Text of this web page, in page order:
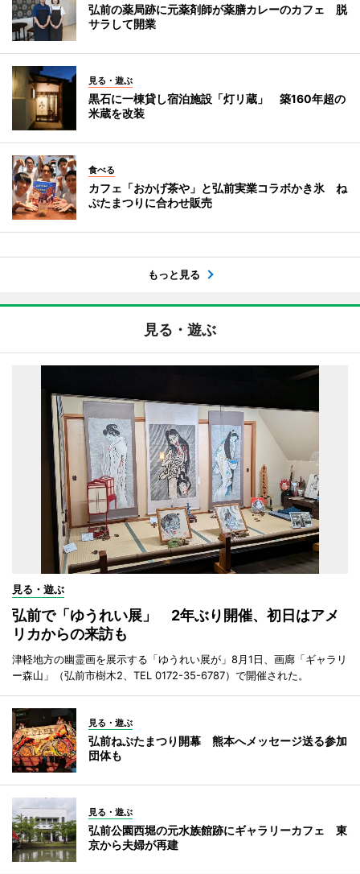
弘前の薬局跡に元薬剤師が薬膳カレーのカフェ 脱
サラして開業
見る・遊ぶ
黒石に一棟貸し宿泊施設「灯リ蔵」 築160年超の
米蔵を改装
食べる
カフェ「おかげ茶や」と弘前実業コラボかき氷 ね
ぷたまつりに合わせ販売
もっと見る
見る・遊ぶ
見る・遊ぶ
弘前で「ゆうれい展」 2年ぶり開催、初日はアメ
リカからの来訪も
津軽地方の幽霊画を展示する「ゆうれい展が」8月1日、画廊「ギャラリ
ー森山」（弘前市樹木2、TEL 0172-35-6787）で開催された。
見る・遊ぶ
弘前ねぷたまつり開幕 熊本へメッセージ送る参加
団体も
見る・遊ぶ
弘前公園西堀の元水族館跡にギャラリーカフェ 東
京から夫婦が再建